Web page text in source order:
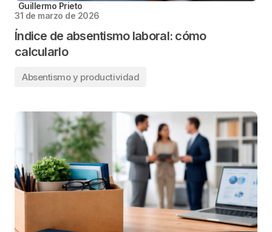
Guillermo Prieto
31 de marzo de 2026
Índice de absentismo laboral: cómo
calcularlo
Absentismo y productividad